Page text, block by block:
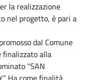
la realizzazione
nel progetto, è pari a
dal Comune
finalizzato alla
“SAN